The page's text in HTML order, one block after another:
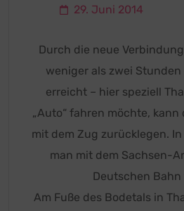
29. Juni 2014
Durch die neue
weniger als zwei Stunden
erreicht – hier speziell
„Auto“ fahren möchte, kann
mit dem Zug zurücklegen.
man mit dem Sachsen-
Deutschen Bahn
Am Fuße des Bodetals in